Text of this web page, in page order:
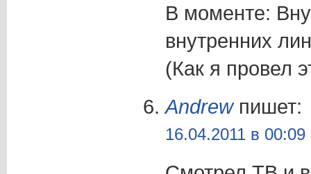
В моменте:
внутренних
(Как я провел
Andrewпишет:
16.04.2011 в 00:09